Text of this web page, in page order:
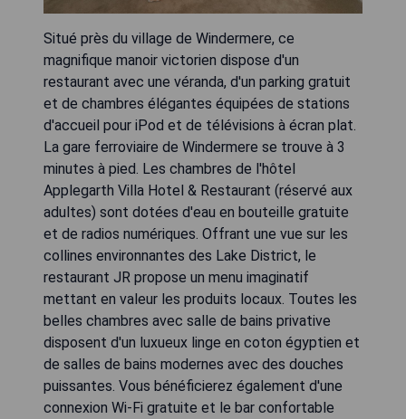
Situé près du village de Windermere, ce
magnifique manoir victorien dispose d'un
restaurant avec une véranda, d'un parking gratuit
et de chambres élégantes équipées de stations
d'accueil pour iPod et de télévisions à écran plat.
La gare ferroviaire de Windermere se trouve à 3
minutes à pied. Les chambres de l'hôtel
Applegarth Villa Hotel & Restaurant (réservé aux
adultes) sont dotées d'eau en bouteille gratuite
et de radios numériques. Offrant une vue sur les
collines environnantes des Lake District, le
restaurant JR propose un menu imaginatif
mettant en valeur les produits locaux. Toutes les
belles chambres avec salle de bains privative
disposent d'un luxueux linge en coton égyptien et
de salles de bains modernes avec des douches
puissantes. Vous bénéficierez également d'une
connexion Wi-Fi gratuite et le bar confortable